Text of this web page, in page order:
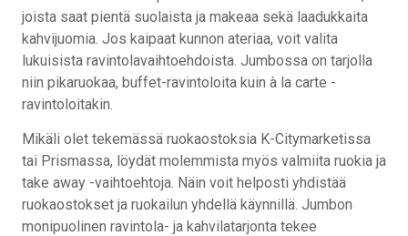
joista saat pientä suolaista ja makeaa sekä laadukkaita
kahvijuomia. Jos kaipaat kunnon ateriaa, voit valita
lukuisista ravintolavaihtoehdoista. Jumbossa on tarjolla
niin pikaruokaa, buffet-ravintoloita kuin à la carte -
ravintoloitakin.
Mikäli olet tekemässä ruokaostoksia K-Citymarketissa
tai Prismassa, löydät molemmista myös valmiita ruokia ja
take away -vaihtoehtoja. Näin voit helposti yhdistää
ruokaostokset ja ruokailun yhdellä käynnillä. Jumbon
monipuolinen ravintola- ja kahvilatarjonta tekee